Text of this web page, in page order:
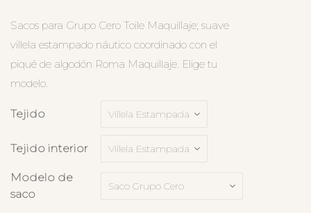
Sacos para Grupo Cero Toile Maquillaje; suave
villela estampado náutico coordinado con el
piqué de algodón Roma Maquillaje. Elige tu
modelo.
Tejido
Tejido interior
Modelo de
saco